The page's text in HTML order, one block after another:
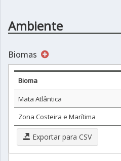
Ambiente
Biomas
Bioma
Mata Atlântica
Zona Costeira e Marítima
Exportar para CSV